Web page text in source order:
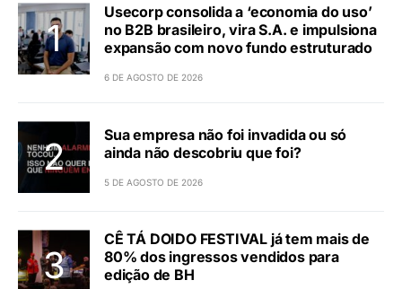
Usecorp consolida a ‘economia do uso’
no B2B brasileiro, vira S.A. e impulsiona
expansão com novo fundo estruturado
6 DE AGOSTO DE 2026
Sua empresa não foi invadida ou só
ainda não descobriu que foi?
5 DE AGOSTO DE 2026
CÊ TÁ DOIDO FESTIVAL já tem mais de
80% dos ingressos vendidos para
edição de BH